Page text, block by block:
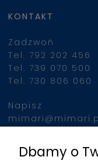
KONTAKT
Zadzwoń
Tel. 792 202 456
Tel. 739 070 500
Tel. 730 806 060
Napisz
Znajdziesz nas
Dbamy o